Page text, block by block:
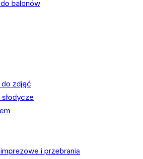
balonów
zdjęć
i przebrania